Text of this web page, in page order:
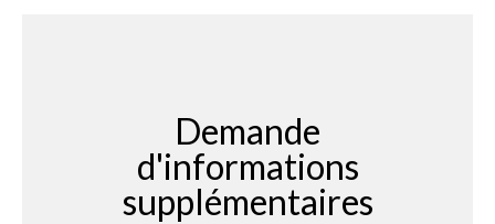
Demande
d'informations
supplémentaires